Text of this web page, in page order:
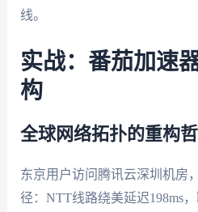
线。
实战：番茄加速
构
全球网络拓扑的重构
东京用户访问腾讯云深圳机房
径：NTT线路绕美延迟198ms